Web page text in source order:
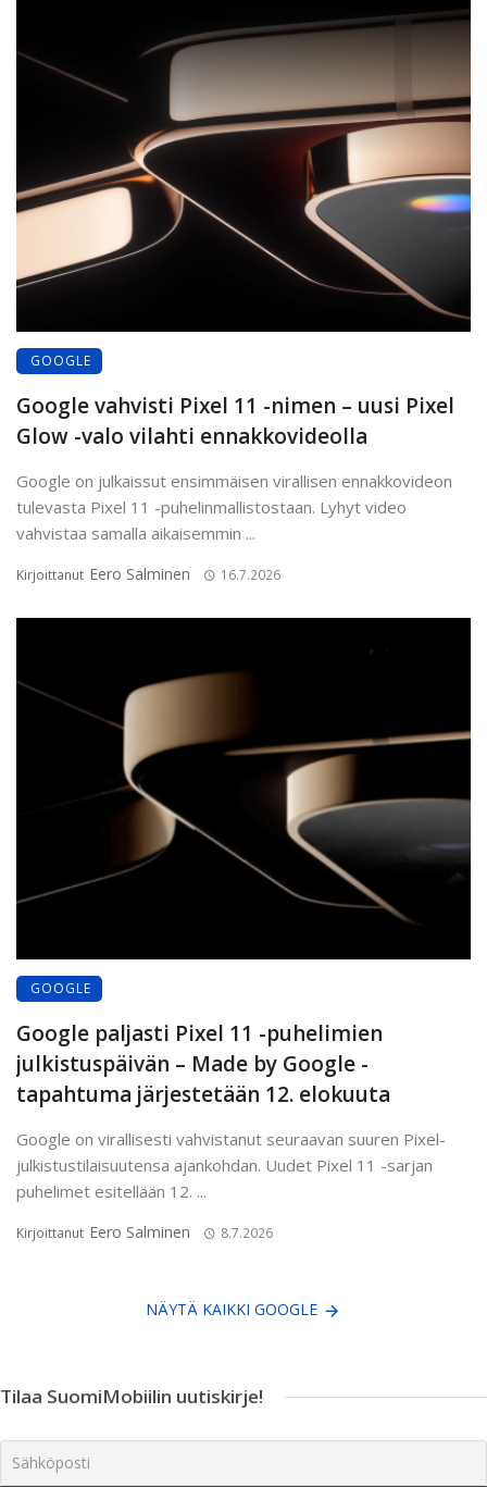
GOOGLE
Google vahvisti Pixel 11 -nimen – uusi Pixel
Glow -valo vilahti ennakkovideolla
Google on julkaissut ensimmäisen virallisen ennakkovideon
tulevasta Pixel 11 -puhelinmallistostaan. Lyhyt video
vahvistaa samalla aikaisemmin ...
Kirjoittanut Eero Salminen 16.7.2026
GOOGLE
Google paljasti Pixel 11 -puhelimien
julkistuspäivän – Made by Google -
tapahtuma järjestetään 12. elokuuta
Google on virallisesti vahvistanut seuraavan suuren Pixel-
julkistustilaisuutensa ajankohdan. Uudet Pixel 11 -sarjan
puhelimet esitellään 12. ...
Kirjoittanut Eero Salminen 8.7.2026
NÄYTÄ KAIKKI GOOGLE
Tilaa SuomiMobiilin uutiskirje!